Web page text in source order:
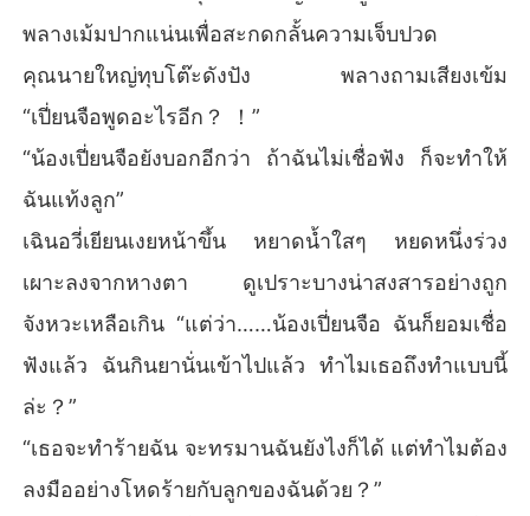
พลางเม้มปากแน่นเพื่อสะกดกลั้นความเจ็บปวด
คุณนายใหญ่ทุบโต๊ะดังปัง พลางถามเสียงเข้ม
“เปี่ยนจือพูดอะไรอีก？ ！”
“น้องเปี่ยนจือยังบอกอีกว่า ถ้าฉันไม่เชื่อฟัง ก็จะทำให้
ฉันแท้งลูก”
เฉินอวี่เยียนเงยหน้าขึ้น หยาดน้ำใสๆ หยดหนึ่งร่วง
เผาะลงจากหางตา ดูเปราะบางน่าสงสารอย่างถูก
จังหวะเหลือเกิน “แต่ว่า……น้องเปี่ยนจือ ฉันก็ยอมเชื่อ
ฟังแล้ว ฉันกินยานั่นเข้าไปแล้ว ทำไมเธอถึงทำแบบนี้
ล่ะ？”
“เธอจะทำร้ายฉัน จะทรมานฉันยังไงก็ได้ แต่ทำไมต้อง
ลงมืออย่างโหดร้ายกับลูกของฉันด้วย？”